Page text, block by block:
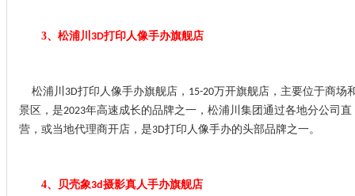
3、 松浦川 3D打印人像手办旗舰店
松浦川 3D打印人像手办旗舰店， 15-20万开旗舰店，主要位于商场
景区，是2023年高速成长的品牌之一，松浦川集团通过各地分公司直
营，或当地代理商开店，是3D打印人像手办的头部品牌之一。
4、 贝壳象3d摄影真人手办旗舰店